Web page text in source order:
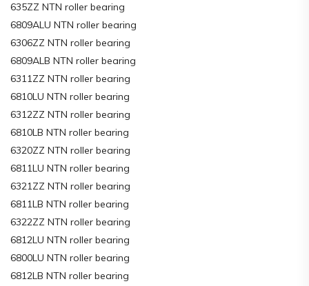
635ZZ NTN roller bearing
6809ALU NTN roller bearing
6306ZZ NTN roller bearing
6809ALB NTN roller bearing
6311ZZ NTN roller bearing
6810LU NTN roller bearing
6312ZZ NTN roller bearing
6810LB NTN roller bearing
6320ZZ NTN roller bearing
6811LU NTN roller bearing
6321ZZ NTN roller bearing
6811LB NTN roller bearing
6322ZZ NTN roller bearing
6812LU NTN roller bearing
6800LU NTN roller bearing
6812LB NTN roller bearing